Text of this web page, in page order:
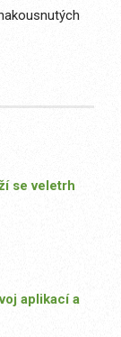
se veletrh
aplikací a